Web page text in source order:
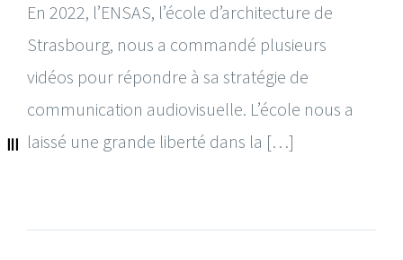
En 2022, l’ENSAS, l’école d’architecture de
Strasbourg, nous a commandé plusieurs
vidéos pour répondre à sa stratégie de
communication audiovisuelle. L’école nous a
laissé une grande liberté dans la […]